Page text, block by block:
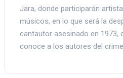
Jara, donde participarán
músicos, en lo que será la
cantautor asesinado en 1973,
conoce a los autores del